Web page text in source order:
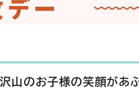
山のお子様の笑顔があ